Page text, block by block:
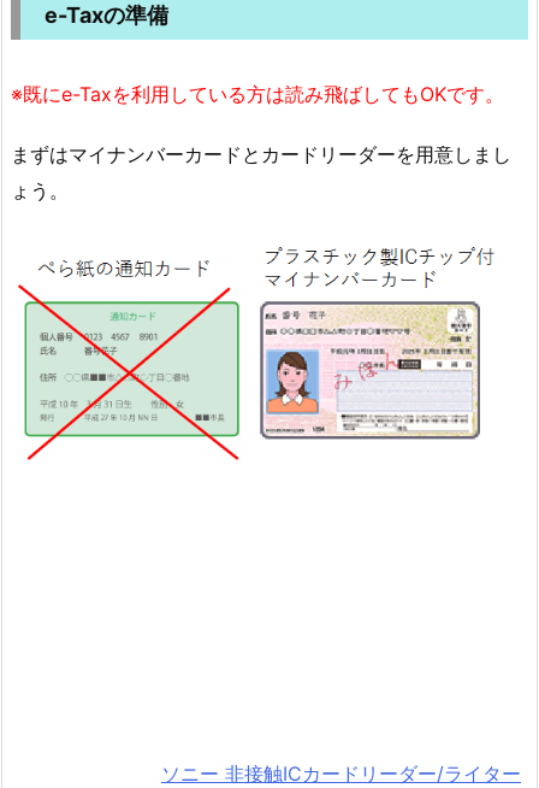
e-Taxの準備
※既にe-Taxを利用している方は読み飛ばしてもOKです。
まずはマイナンバーカードとカードリーダーを用意しまし
ょう。
ソニー 非接触ICカードリーダー/ライター